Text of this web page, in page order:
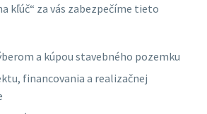
kľúč“ za vás zabezpečíme tieto
a kúpou stavebného pozemku
financovania a realizačnej